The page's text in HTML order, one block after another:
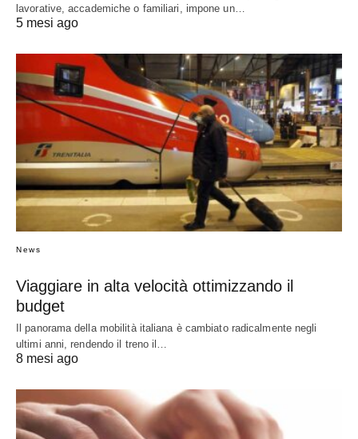
lavorative, accademiche o familiari, impone un…
5 mesi ago
News
Viaggiare in alta velocità ottimizzando il
budget
Il panorama della mobilità italiana è cambiato radicalmente negli
ultimi anni, rendendo il treno il…
8 mesi ago